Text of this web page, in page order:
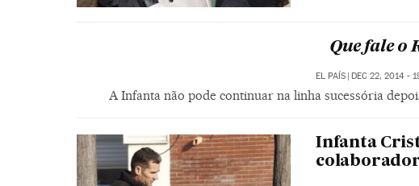
Que fale o
EL PAÍS | DEC 22, 2014 -
A Infanta não pode continuar na linha sucessória
Infanta